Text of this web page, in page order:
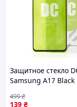
Защитное стекло
Samsung A17 Black
139 ₴
499₴